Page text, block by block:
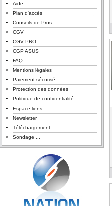
Aide
Plan d'accès
Conseils de Pros.
CGV
CGV PRO
CGP ASUS
FAQ
Mentions légales
Paiement sécurisé
Protection des données
Politique de confidentialité
Espace liens
Newsletter
Téléchargement
Sondage ...